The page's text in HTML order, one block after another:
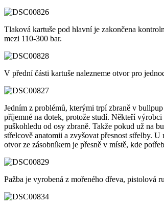
Tlaková kartuše pod hlavní je zakončena
mezi 110-300 bar.
V přední části kartuše nalezneme otvor pro
Jedním z problémů, kterými trpí zbraně v
příjemné na dotek, protože studí. Někteří
puškohledu od osy zbraně. Takže pokud už na
střelcově anatomii a zvyšovat přesnost střelby.
otvor ze zásobníkem je přesně v místě, kde
Pažba je vyrobená z mořeného dřeva, pistolová